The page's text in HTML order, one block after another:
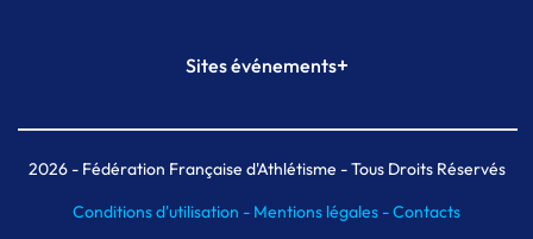
Plateforme Formation
Sites événements+
Meeting de Paris indoor
MAIF Ekiden de Paris
2026- Fédération Française d'Athlétisme - Tous Droits Réservés
Conditions d'utilisation - Mentions légales -Contacts